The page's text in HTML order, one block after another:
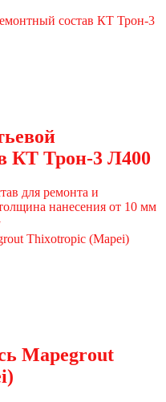
КТ Трон-3 Л400
для ремонта и
нанесения от 10 мм
Mapegrout